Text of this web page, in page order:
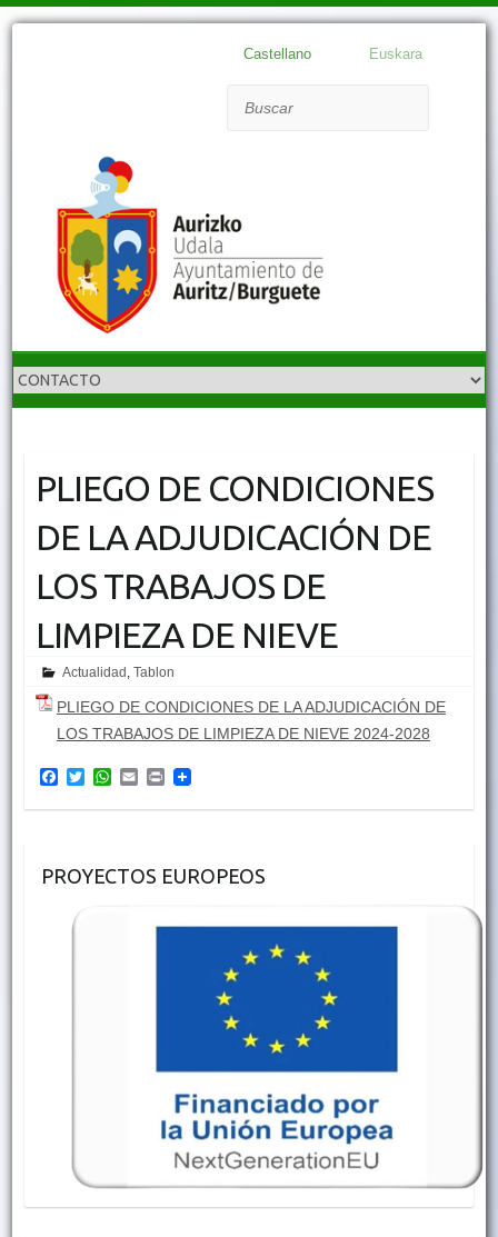
Castellano Euskara
PLIEGO DE CONDICIONES
DE LA ADJUDICACIÓN DE
LOS TRABAJOS DE
LIMPIEZA DE NIEVE
Actualidad ,Tablon
PLIEGO DE CONDICIONES DE LA ADJUDICACIÓN DE
LOS TRABAJOS DE LIMPIEZA DE NIEVE 2024-2028
F
c
o
o
T
i
e
r
W
a
A
p
E
a
P
i
PROYECTOS EUROPEOS